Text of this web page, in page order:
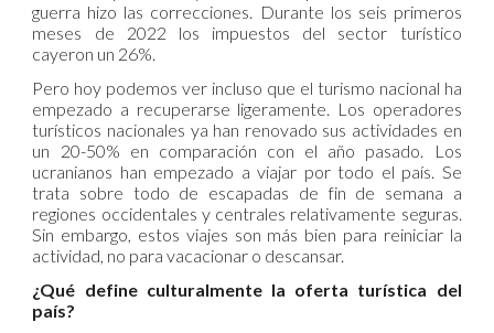
guerra hizo las correcciones. Durante los seis primeros
meses de 2022 los impuestos del sector turístico
cayeron un 26%.
Pero hoy podemos ver incluso que el turismo nacional ha
empezado a recuperarse ligeramente. Los operadores
turísticos nacionales ya han renovado sus actividades en
un 20-50% en comparación con el año pasado. Los
ucranianos han empezado a viajar por todo el país. Se
trata sobre todo de escapadas de fin de semana a
regiones occidentales y centrales relativamente seguras.
Sin embargo, estos viajes son más bien para reiniciar la
actividad, no para vacacionar o descansar.
¿Qué define culturalmente la oferta turística del
país?